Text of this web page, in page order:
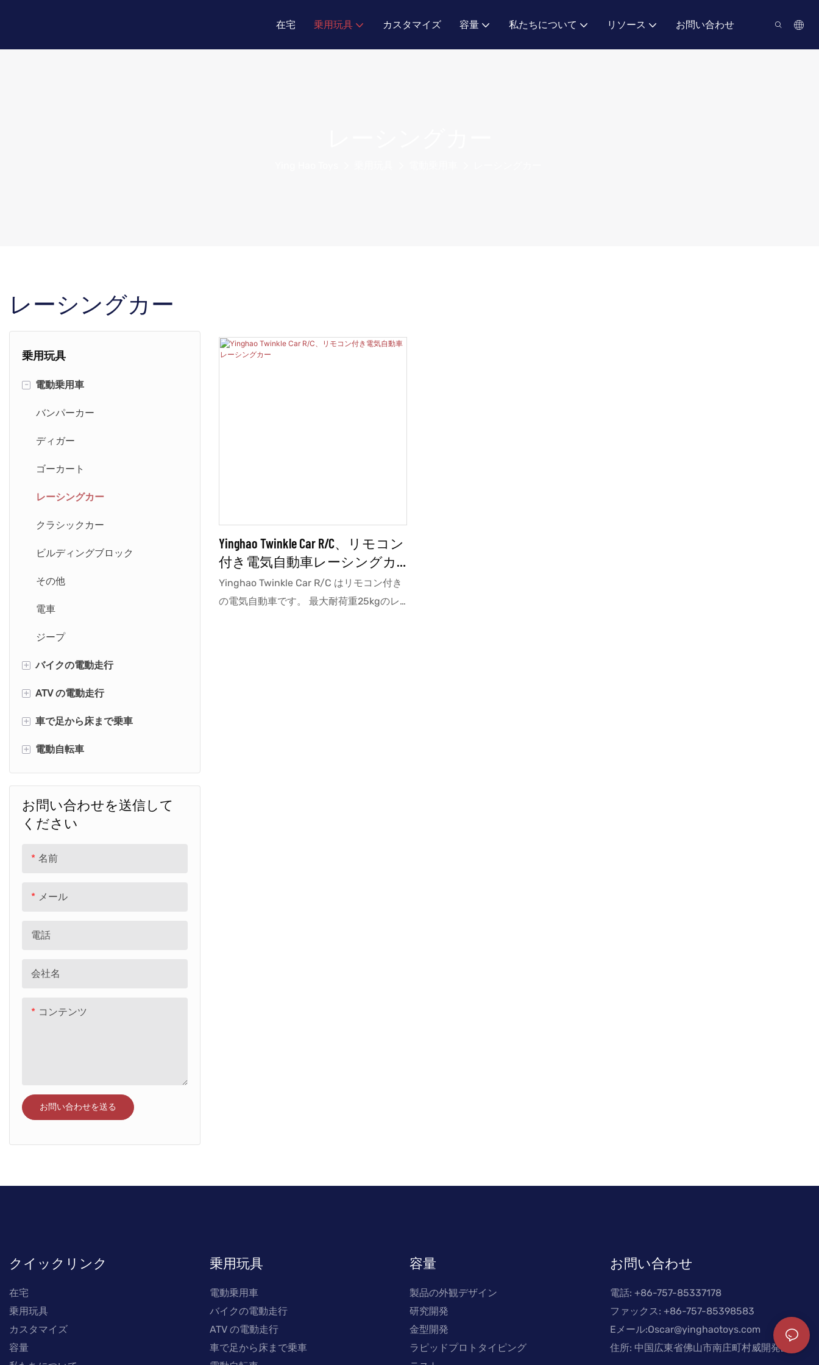
在宅 乗用玩具 カスタマイズ 容量 私たちについて リソース お問い合わせ
レーシングカー
乗用玩具
- 電動乗用車
バンパーカー
ディガー
ゴーカート
レーシングカー
クラシックカー
ビルディングブロック
その他
電車
ジープ
+ バイクの電動走行
白バイ
かわいいバイク
スペースバイク
レトロなバイク
+ ATV の電動走行
ミニクワッド
クワッドとトレーラー
クワッド
+ 車で足から床まで乗車
消防車
動物の車
& ペダルカーを押す
バランスバイク
認可を受けた車
ベビーウォーカー
+ 電動自転車
キッズダートバイク
キッズ電動自転車
大人用電動自転車
お問い合わせを送信して
ください
名前
メール
電話
会社名
コンテンツ
お問い合わせを送る
Yinghao Twinkle Car R/C、リモコン
付き電気自動車レーシングカ
ー
Yinghao Twinkle Car R/C はリモコン付き
の電気自動車です。 最大耐荷重25kgのレ
クイックリンク
在宅
乗用玩具
カスタマイズ
容量
乗用玩具
電動乗用車
バイクの電動走行
ATV の電動走行
車で足から床まで乗車
容量
製品の外観デザイン
研究開発
金型開発
ラピッドプロトタイピング
お問い合わせ
電話: +86-757-85337178
ファックス: +86-757-85398583
Eメール:Oscar@yinghaotoys.com
住所: 中国広東省佛山市南庄町村威開発区